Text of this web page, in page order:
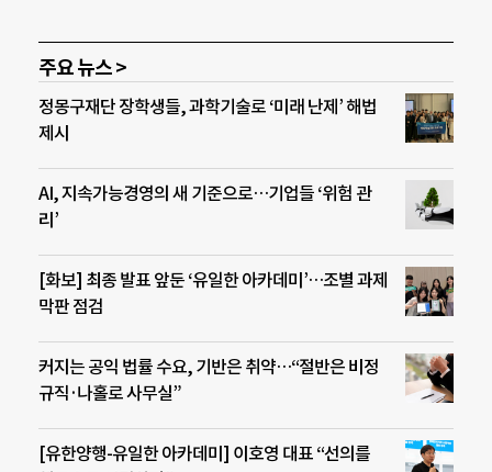
주요 뉴스 >
정몽구재단 장학생들, 과학기술로 ‘미래 난제’ 해법
제시
AI, 지속가능경영의 새 기준으로…기업들 ‘위험 관
리’
[화보] 최종 발표 앞둔 ‘유일한 아카데미’…조별 과제
막판 점검
커지는 공익 법률 수요, 기반은 취약…“절반은 비정
규직·나홀로 사무실”
[유한양행-유일한 아카데미] 이호영 대표 “선의를